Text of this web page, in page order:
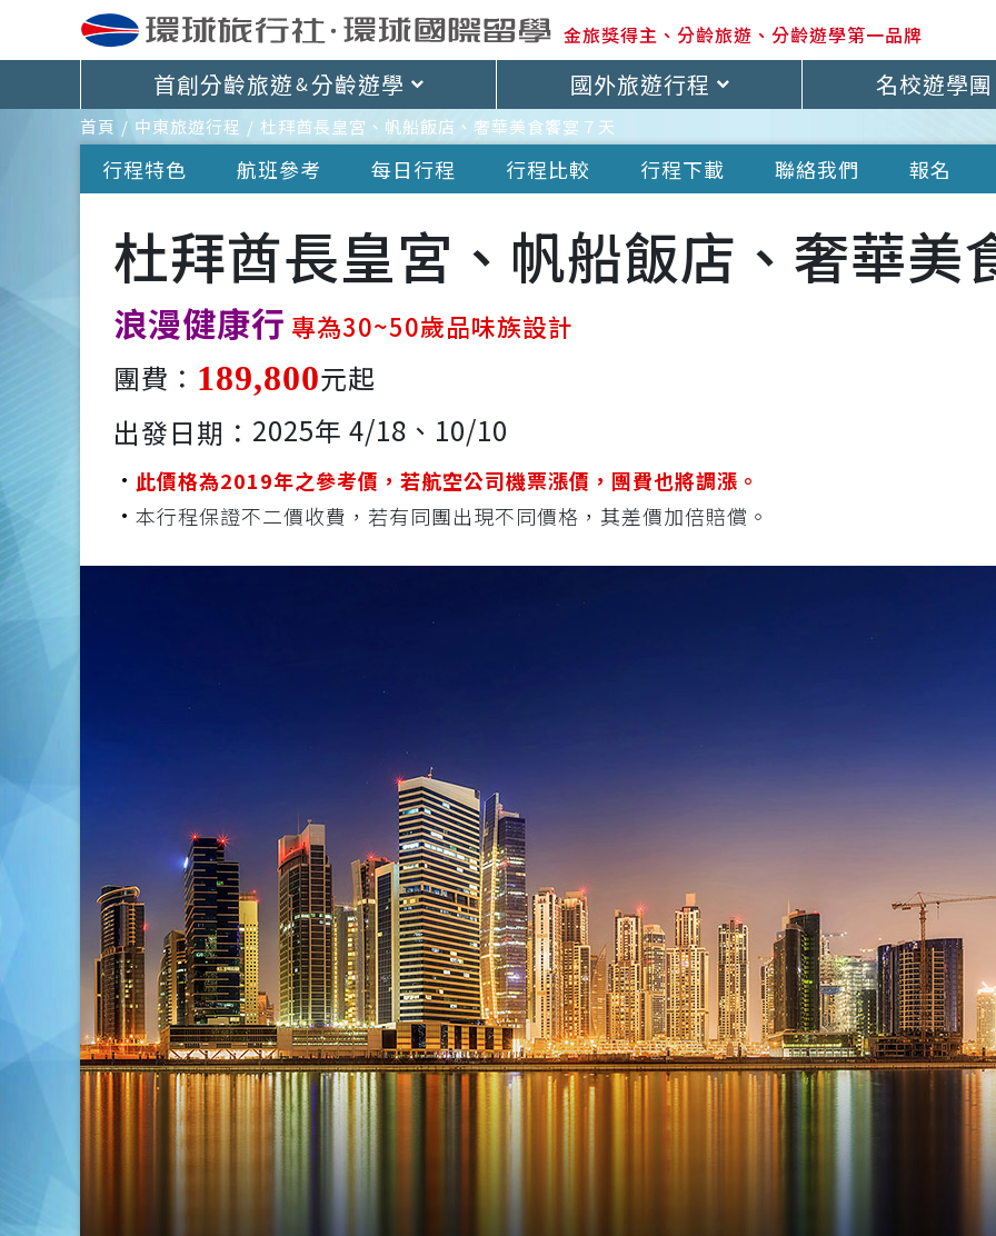
金旅獎得主、分齡旅遊、分齡遊學第一品牌
首創分齡旅遊&分齡遊學 國外旅遊行程 名校遊學團
首頁 中東旅遊行程 杜拜酋長皇宮、帆船飯店、奢華美食饗宴７天
行程特色 航班參考 每日行程 行程比較 行程下載 聯絡我們 報名
杜拜酋長皇宮、帆船飯店、奢華美
浪漫健康行 專為30~50歲品味族設計
團費： 189,800元起
出發日期： 2025年 4/18、10/10
此價格為2019年之參考價，若航空公司機票漲價，團費也將調漲。
本行程保證不二價收費，若有同團出現不同價格，其差價加倍賠償。